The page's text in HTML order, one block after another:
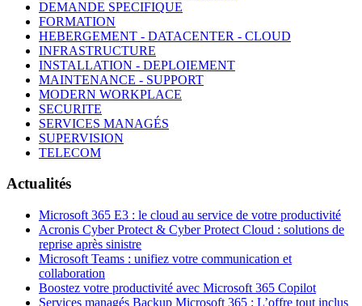
DEMANDE SPECIFIQUE
FORMATION
HEBERGEMENT - DATACENTER - CLOUD
INFRASTRUCTURE
INSTALLATION - DEPLOIEMENT
MAINTENANCE - SUPPORT
MODERN WORKPLACE
SECURITE
SERVICES MANAGÉS
SUPERVISION
TELECOM
Actualités
Microsoft 365 E3 : le cloud au service de votre productivité
Acronis Cyber Protect & Cyber Protect Cloud : solutions de
reprise après sinistre
Microsoft Teams : unifiez votre communication et
collaboration
Boostez votre productivité avec Microsoft 365 Copilot
Services managés Backup Microsoft 365 : L’offre tout inclus